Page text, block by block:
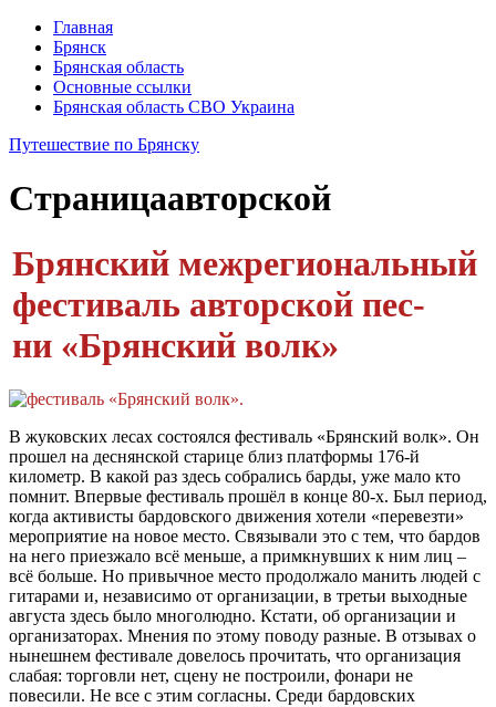
Главная
Брянск
Брянская область
Основные ссылки
Брянская область СВО Украина
Путешествие по Брянску
Страницаавторской
Брянский межрегиональ­ный
фестиваль авторской пес­
ни «Брянский волк»
В жуковских лесах состоялся фестиваль «Брянский волк». Он
прошел на деснянской старице близ платформы 176-й
километр. В какой раз здесь собрались барды, уже мало кто
помнит. Впервые фестиваль прошёл в конце 80-х. Был период,
когда активисты бардовского движения хотели «перевезти»
мероприятие на новое место. Связывали это с тем, что бардов
на него приезжало всё меньше, а примкнувших к ним лиц –
всё больше. Но привычное место продолжало манить людей с
гитарами и, независимо от организации, в третьи выходные
августа здесь было многолюдно. Кстати, об организации и
организаторах. Мнения по этому поводу разные. В отзывах о
нынешнем фестивале довелось прочитать, что организация
слабая: торговли нет, сцену не построили, фонари не
повесили. Не все с этим согласны. Среди бардовских